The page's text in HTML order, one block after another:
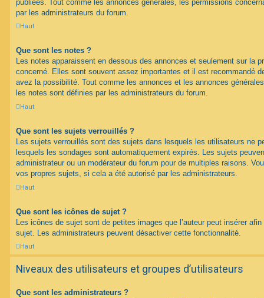
publiées. Tout comme les annonces générales, les permissions
par les administrateurs du forum.
Haut
Que sont les notes ?
Les notes apparaissent en dessous des annonces et seulement sur la
concerné. Elles sont souvent assez importantes et il est recommandé
avez la possibilité. Tout comme les annonces et les annonces
les notes sont définies par les administrateurs du forum.
Haut
Que sont les sujets verrouillés ?
Les sujets verrouillés sont des sujets dans lesquels les utilisateurs ne
lesquels les sondages sont automatiquement expirés. Les sujets
administrateur ou un modérateur du forum pour de multiples raisons.
vos propres sujets, si cela a été autorisé par les administrateurs.
Haut
Que sont les icônes de sujet ?
Les icônes de sujet sont de petites images que l’auteur peut insérer
sujet. Les administrateurs peuvent désactiver cette fonctionnalité.
Haut
Niveaux des utilisateurs et groupes d’utilisateurs
Que sont les administrateurs ?